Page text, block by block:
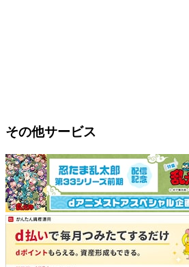
その他サービス